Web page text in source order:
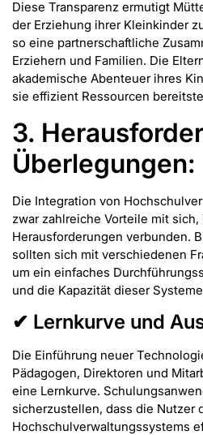
Diese Transparenz ermutigt
der Erziehung ihrer Kleinkinder
so eine partnerschaftliche
Erziehern und Familien. Die
akademische Abenteuer ihres
sie effizient Ressourcen
3.
Überlegungen:
Die Integration von
zwar zahlreiche Vorteile mit
Herausforderungen verbunden.
sollten sich mit verschiedenen
um ein einfaches
und die Kapazität dieser
✔ Lernkurve und
Die Einführung neuer
Pädagogen, Direktoren und
eine Lernkurve.
sicherzustellen, dass die Nutzer
Hochschulverwaltungssystems